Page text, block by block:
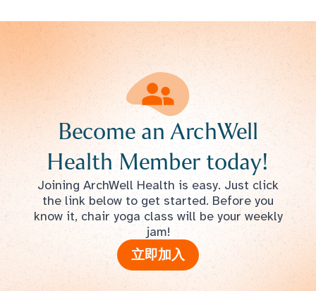
Become an ArchWell
Health Member today!
Joining ArchWell Health is easy. Just click
the link below to get started. Before you
know it, chair yoga class will be your weekly
jam!
立即加入